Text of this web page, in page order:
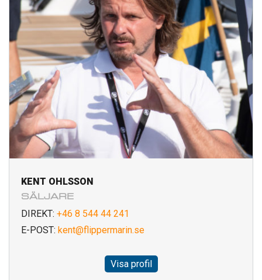
KENT OHLSSON
SÄLJARE
DIREKT: +46 8 544 44 241
E-POST: kent@flippermarin.se
Visa profil